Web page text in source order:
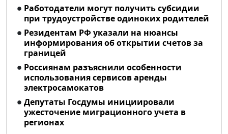
Работодатели могут получить субсидии
при трудоустройстве одиноких родителей
Резидентам РФ указали на нюансы
информирования об открытии счетов за
границей
Россиянам разъяснили особенности
использования сервисов аренды
электросамокатов
Депутаты Госдумы инициировали
ужесточение миграционного учета в
регионах